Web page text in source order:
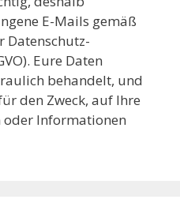
E-Mails gemäß
Datenschutz-
Eure Daten
behandelt, und
den Zweck, auf Ihre
Informationen